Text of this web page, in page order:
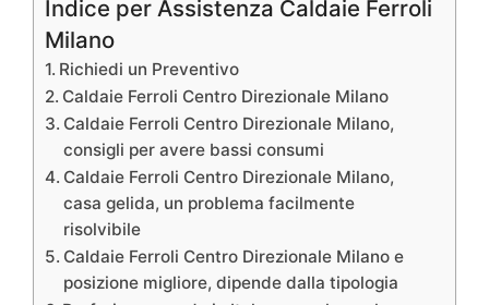
Indice per Assistenza Caldaie Ferroli
Milano
Richiedi un Preventivo
Caldaie Ferroli Centro Direzionale Milano
Caldaie Ferroli Centro Direzionale Milano,
consigli per avere bassi consumi
Caldaie Ferroli Centro Direzionale Milano,
casa gelida, un problema facilmente
risolvibile
Caldaie Ferroli Centro Direzionale Milano e
posizione migliore, dipende dalla tipologia